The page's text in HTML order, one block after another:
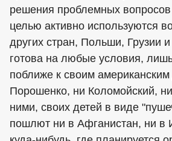
решения проблемных
целью активно используются
других стран, Польши, Грузии и
готова на любые условия,
поближе к своим
Порошенко, ни Коломойский,
ними, своих детей в виде
пошлют ни в Афганистан, ни в